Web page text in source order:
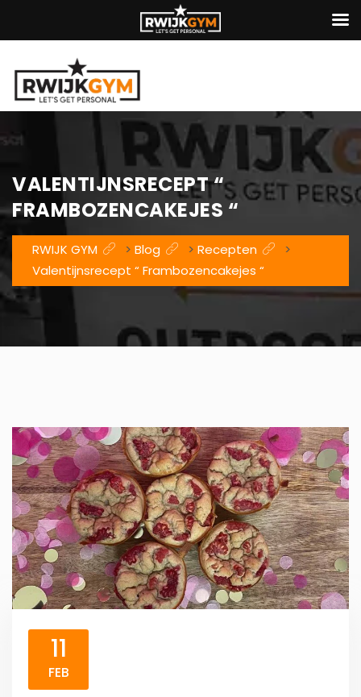
VALENTIJNSRECEPT “
FRAMBOZENCAKEJES “
RWIJK GYM > Blog > Recepten
>
Valentijnsrecept “ Frambozencakejes “
11
FEB